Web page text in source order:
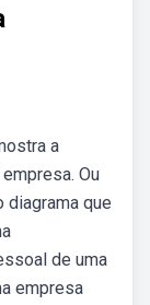
a
Ou
diagrama que
de uma
empresa